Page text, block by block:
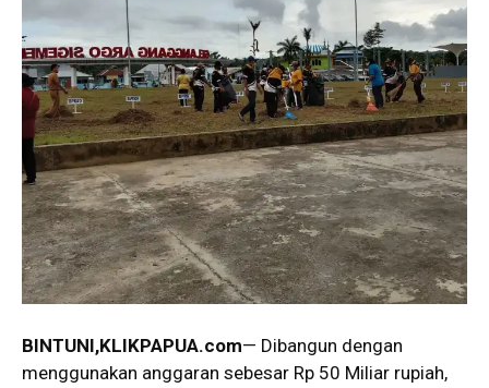
BINTUNI,KLIKPAPUA.com— Dibangun dengan
menggunakan anggaran sebesar Rp 50 Miliar rupiah,